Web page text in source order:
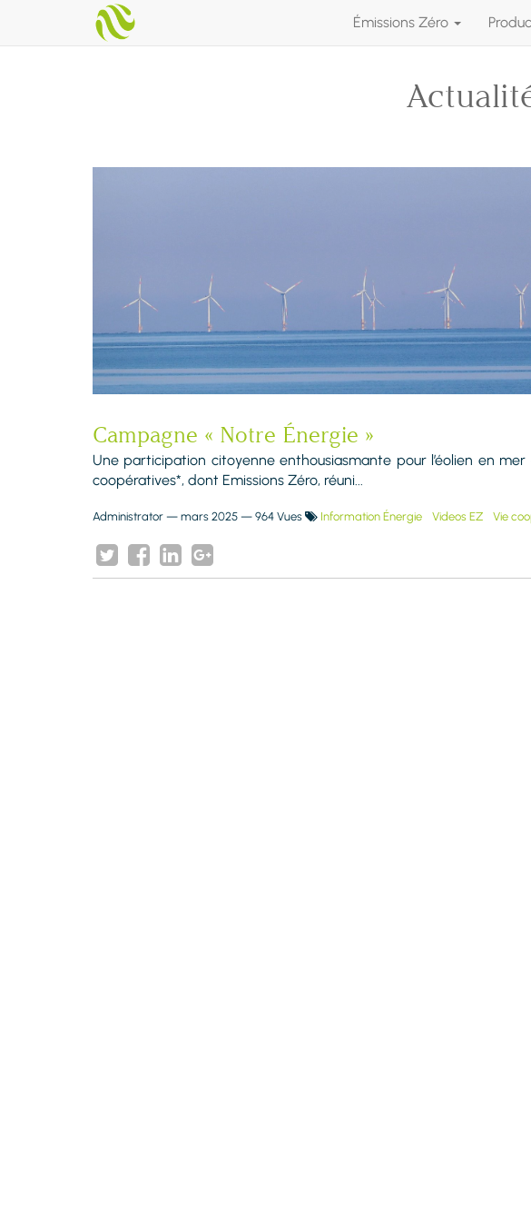
Émissions Zéro
Campagne « Notre Énergie »
Une participation citoyenne enthousiasmante pour l’éolien en
coopératives*, dont Emissions Zéro, réuni...
Administrator — mars 2025 — 964 Vues Information Énergie Videos EZ Vie